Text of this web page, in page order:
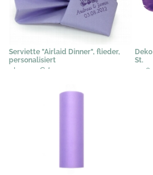
Serviette "Airlaid Dinner", flieder,
personalisiert
ab 0,72 € *
St.